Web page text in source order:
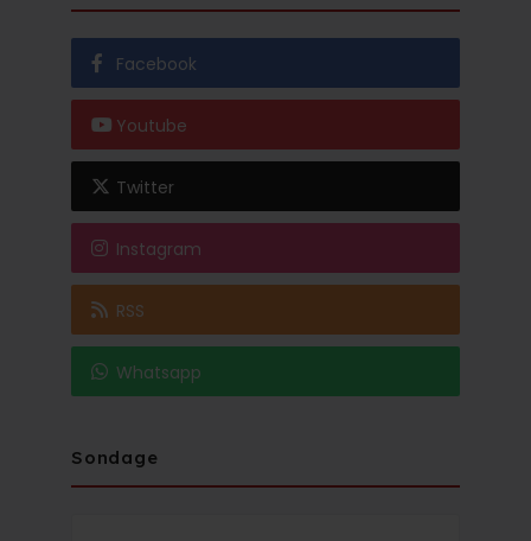
Facebook
Youtube
Twitter
Instagram
RSS
Whatsapp
Sondage